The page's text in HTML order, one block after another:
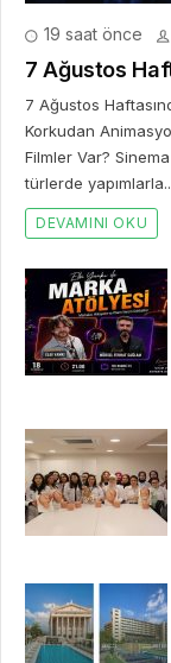
19 saat önce
7 Ağustos
7 Ağustos
Korkudan
Filmler Var?
türlerde
DEVAMINI OKU